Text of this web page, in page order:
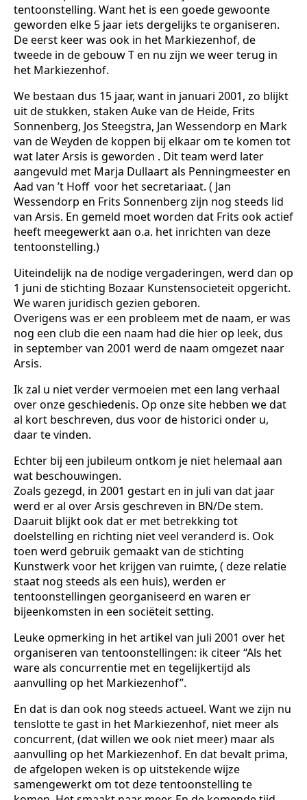
tentoonstelling. Want het is een goede gewoonte
geworden elke 5 jaar iets dergelijks te organiseren.
De eerst keer was ook in het Markiezenhof, de
tweede in de gebouw T en nu zijn we weer terug in
het Markiezenhof.
We bestaan dus 15 jaar, want in januari 2001, zo blijkt
uit de stukken, staken Auke van de Heide, Frits
Sonnenberg, Jos Steegstra, Jan Wessendorp en Mark
van de Weyden de koppen bij elkaar om te komen tot
wat later Arsis is geworden . Dit team werd later
aangevuld met Marja Dullaart als Penningmeester en
Aad van ’t Hoff voor het secretariaat. ( Jan
Wessendorp en Frits Sonnenberg zijn nog steeds lid
van Arsis. En gemeld moet worden dat Frits ook actief
heeft meegewerkt aan o.a. het inrichten van deze
tentoonstelling.)
Uiteindelijk na de nodige vergaderingen, werd dan op
1 juni de stichting Bozaar Kunstensocieteit opgericht.
We waren juridisch gezien geboren.
Overigens was er een probleem met de naam, er was
nog een club die een naam had die hier op leek, dus
in september van 2001 werd de naam omgezet naar
Arsis.
Ik zal u niet verder vermoeien met een lang verhaal
over onze geschiedenis. Op onze site hebben we dat
al kort beschreven, dus voor de historici onder u,
daar te vinden.
Echter bij een jubileum ontkom je niet helemaal aan
wat beschouwingen.
Zoals gezegd, in 2001 gestart en in juli van dat jaar
werd er al over Arsis geschreven in BN/De stem.
Daaruit blijkt ook dat er met betrekking tot
doelstelling en richting niet veel veranderd is. Ook
toen werd gebruik gemaakt van de stichting
Kunstwerk voor het krijgen van ruimte, ( deze relatie
staat nog steeds als een huis), werden er
tentoonstellingen georganiseerd en waren er
bijeenkomsten in een sociëteit setting.
Leuke opmerking in het artikel van juli 2001 over het
organiseren van tentoonstellingen: ik citeer “Als het
ware als concurrentie met en tegelijkertijd als
aanvulling op het Markiezenhof”.
En dat is dan ook nog steeds actueel. Want we zijn nu
tenslotte te gast in het Markiezenhof, niet meer als
concurrent, (dat willen we ook niet meer) maar als
aanvulling op het Markiezenhof. En dat bevalt prima,
de afgelopen weken is op uitstekende wijze
samengewerkt om tot deze tentoonstelling te